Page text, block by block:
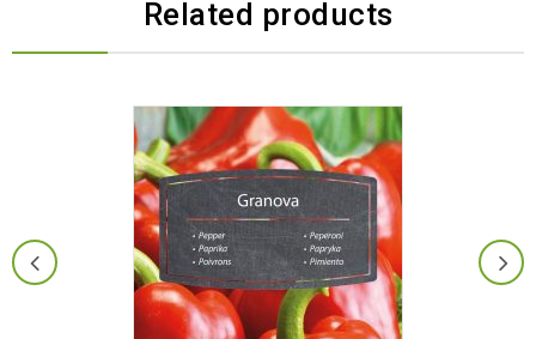
Related products